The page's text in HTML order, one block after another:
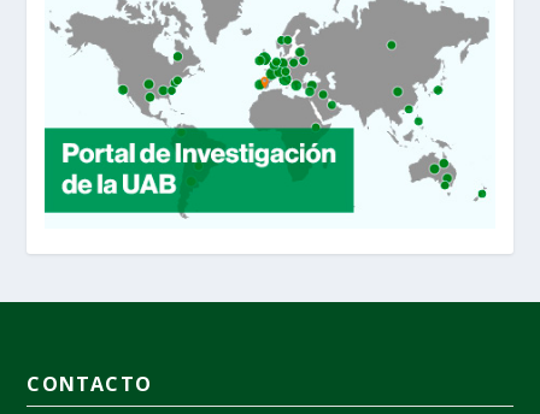
CONTACTO